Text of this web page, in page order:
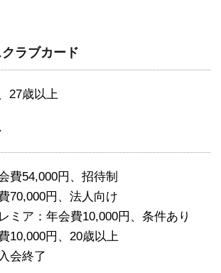
ラブカード
27歳以上
費54,000円、招待制
70,000円、法人向け
ミア：年会費10,000円、条件あり
10,000円、20歳以上
会終了